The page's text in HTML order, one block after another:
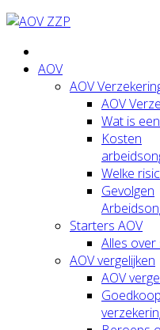
AOV
AOV
AOV
Wat is
Kosten
Welke
Gevolgen
Starters AOV
Alles
AOV vergelijken
AOV